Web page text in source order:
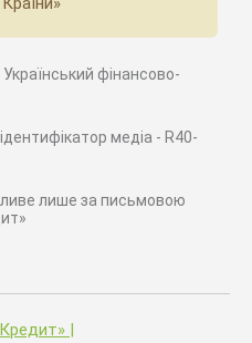
фінансово-
медіа - R40-
лише за письмовою